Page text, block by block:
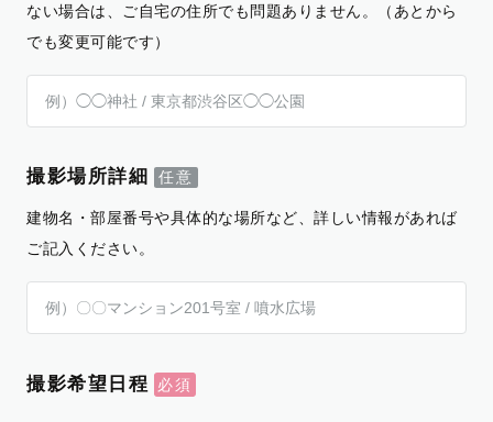
ない場合は、ご自宅の住所でも問題ありません。（あとから
でも変更可能です）
撮影場所詳細
建物名・部屋番号や具体的な場所など、詳しい情報があれば
ご記入ください。
撮影希望日程